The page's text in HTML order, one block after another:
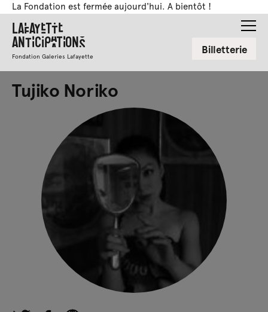
La Fondation est fermée aujourd'hui. A bientôt !
Lafayette
Anticipations
Fondation Galeries Lafayette Billetterie
Tujiko Noriko